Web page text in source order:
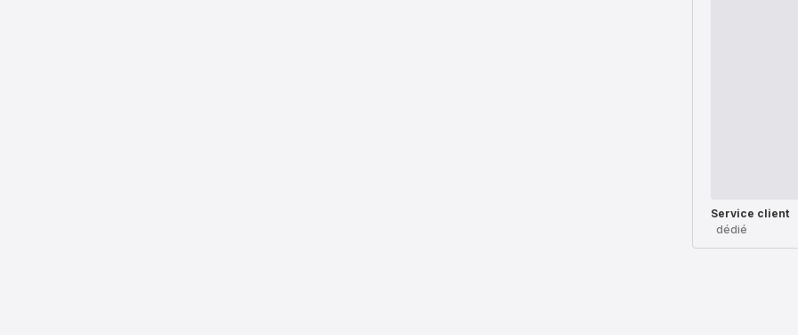
Service client
dédié